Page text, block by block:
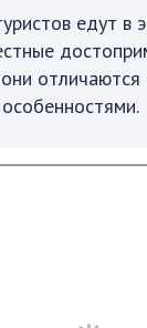
едут в
отличаются